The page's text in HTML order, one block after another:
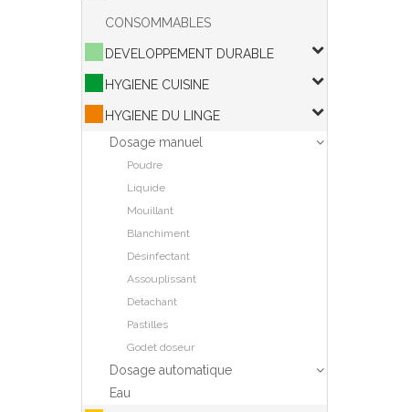
CONSOMMABLES
DEVELOPPEMENT DURABLE
HYGIENE CUISINE
HYGIENE DU LINGE
Dosage manuel
Poudre
Liquide
Mouillant
Blanchiment
Désinfectant
Assouplissant
Detachant
Pastilles
Godet doseur
Dosage automatique
Eau